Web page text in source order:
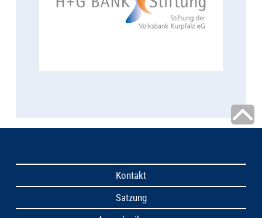
Kontakt
Satzung